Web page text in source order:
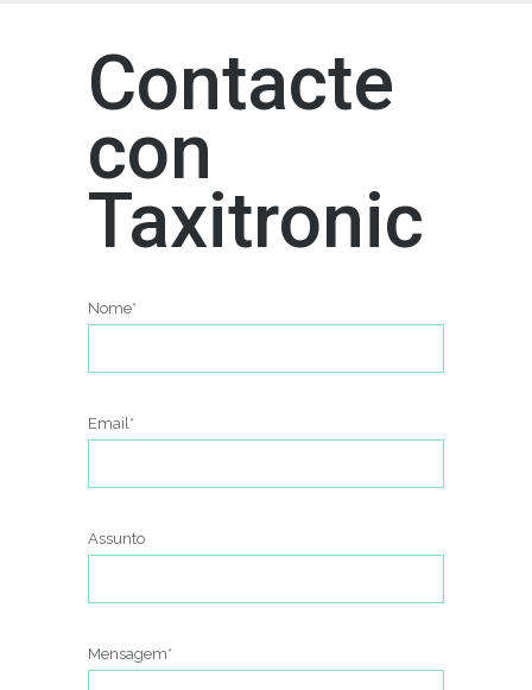
Contacte
con
Taxitronic
Nome*
Email*
Assunto
Mensagem*